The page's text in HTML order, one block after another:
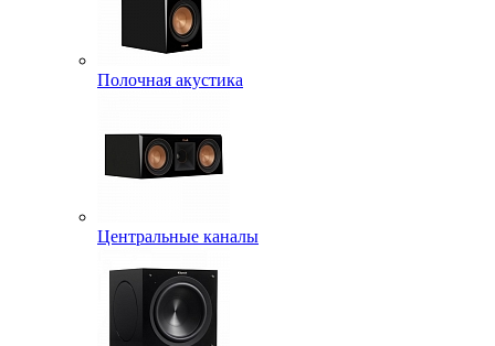
Полочная акустика
Центральные каналы